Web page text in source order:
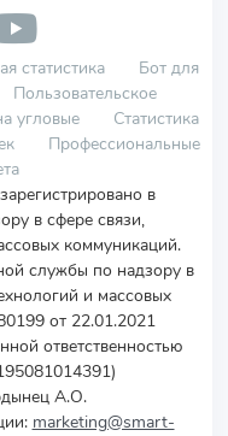
статистика
Бот для
Пользовательское
угловые
Статистика
Профессиональные
в
в сфере связи,
коммуникаций.
службы по надзору в
и массовых
от 22.01.2021
ответственностью
А.О.
marketing@smart-